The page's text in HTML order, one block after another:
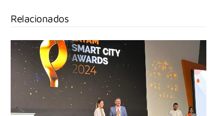
Relacionados